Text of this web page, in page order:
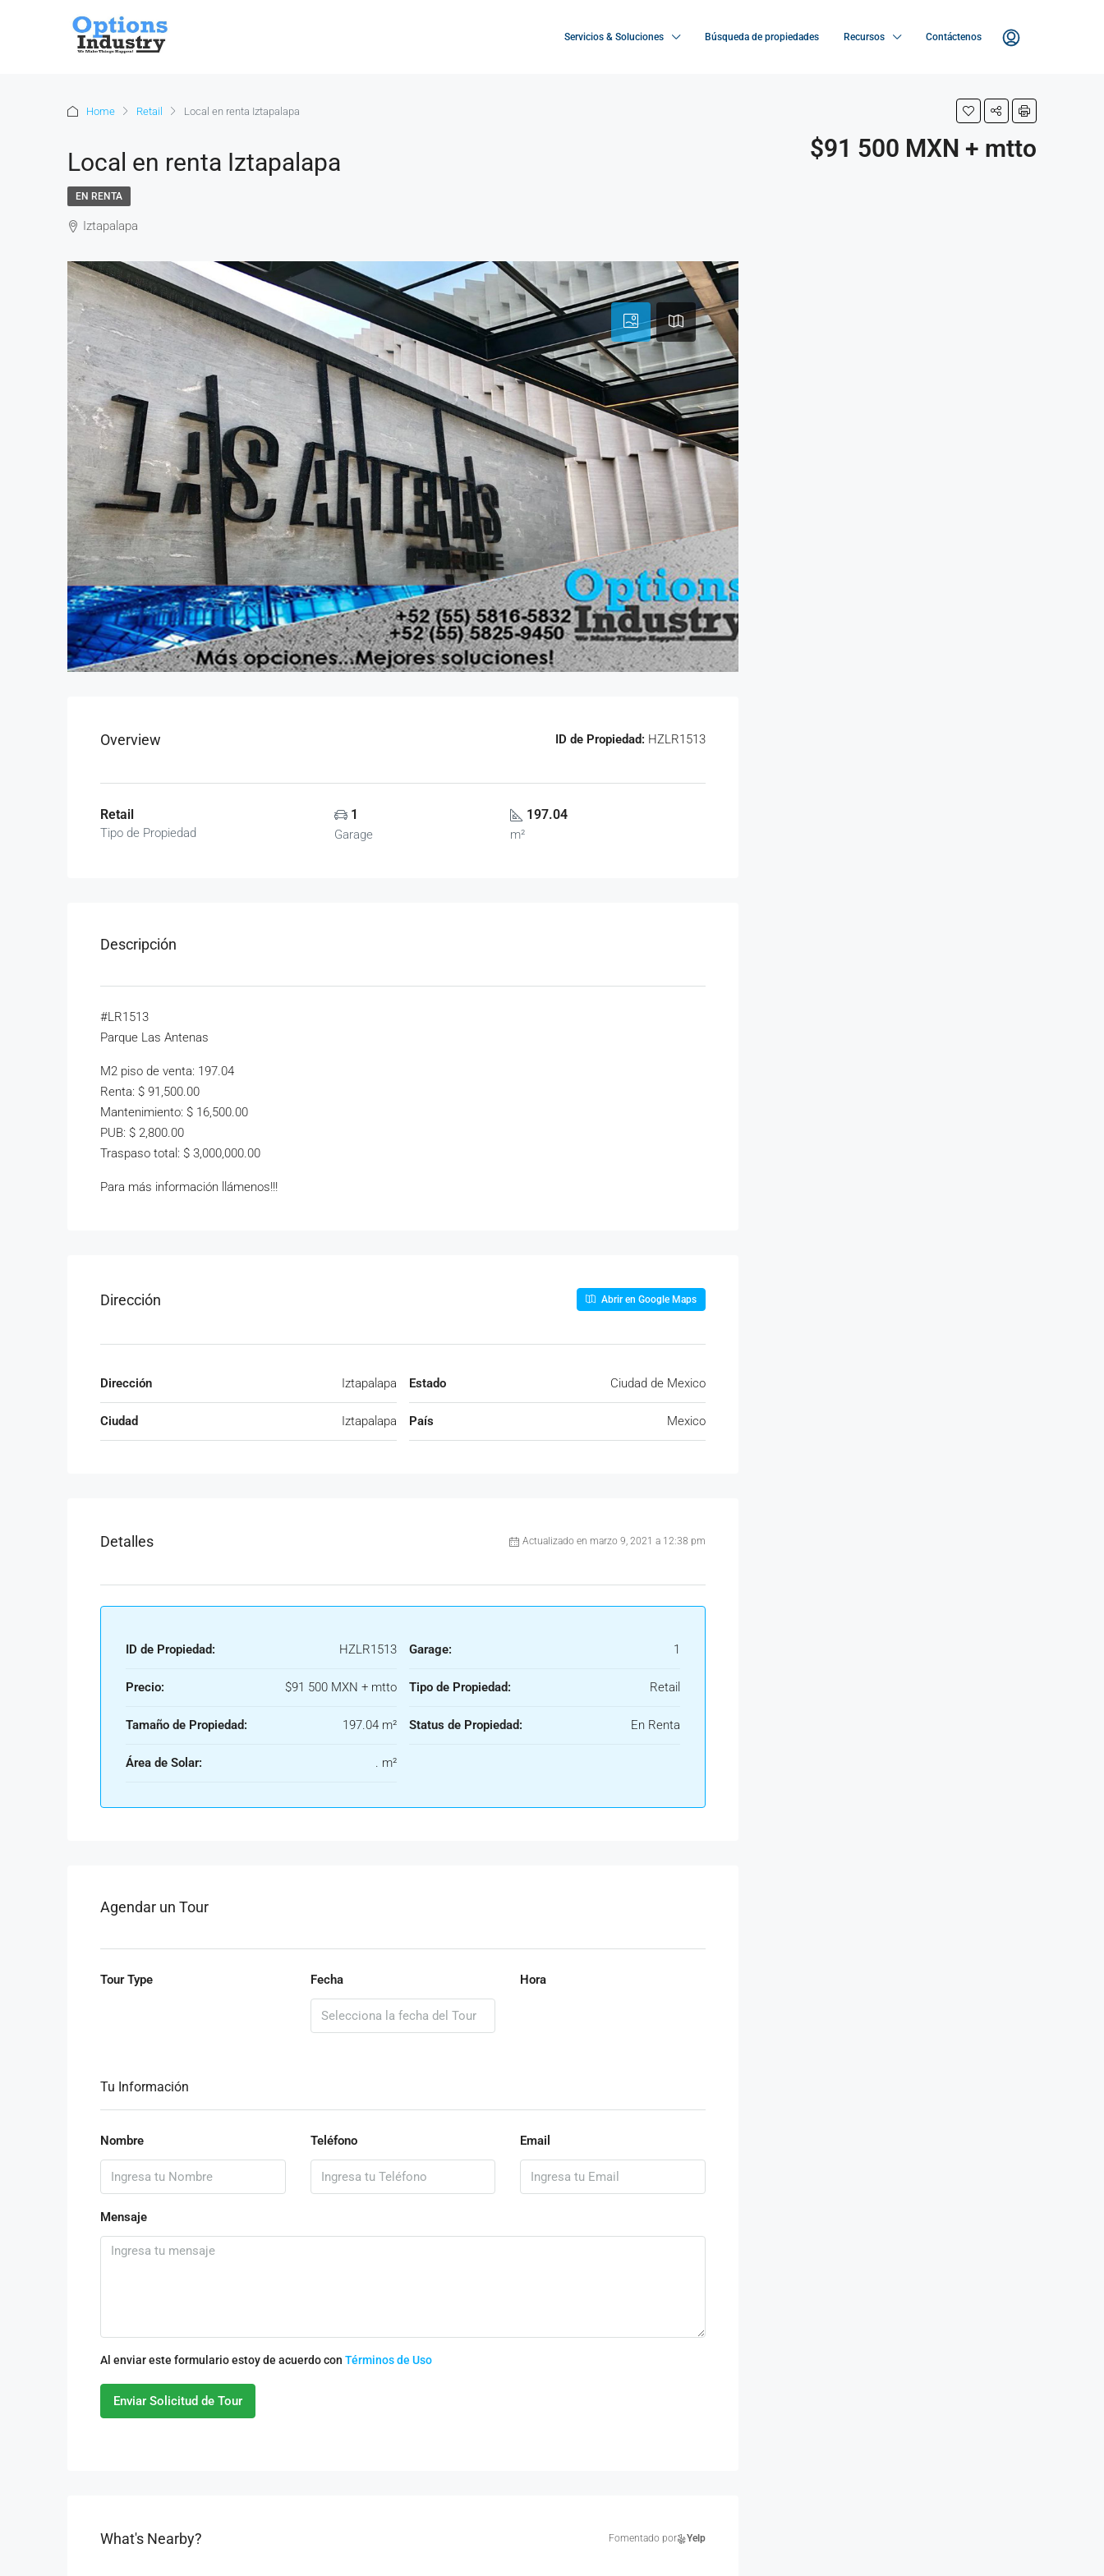
Servicios & Soluciones Búsqueda de propiedades Recursos Contáctenos
Home Retail Local en renta Iztapalapa
Local en renta Iztapalapa $91 500 MXN + mtto
EN RENTA
Iztapalapa
Overview ID de Propiedad: HZLR1513
Retail
Tipo de Propiedad
1
Garage
197.04
m²
Descripción
#LR1513
Parque Las Antenas
M2 piso de venta: 197.04
Renta: $ 91,500.00
Mantenimiento: $ 16,500.00
PUB: $ 2,800.00
Traspaso total: $ 3,000,000.00
Para más información llámenos!!!
Dirección Abrir en Google Maps
Dirección Iztapalapa
Ciudad Iztapalapa
Estado Ciudad de Mexico
País Mexico
Detalles Actualizado en marzo 9, 2021 a 12:38 pm
ID de Propiedad: HZLR1513
Precio: $91 500 MXN + mtto
Tamaño de Propiedad: 197.04 m²
Área de Solar: . m²
Garage: 1
Tipo de Propiedad: Retail
Status de Propiedad: En Renta
Agendar un Tour
Tour Type Fecha Hora
Tu Información
Nombre Teléfono Email
Mensaje
Al enviar este formulario estoy de acuerdo con Términos de Uso
Enviar Solicitud de Tour
What's Nearby? Fomentado por Yelp